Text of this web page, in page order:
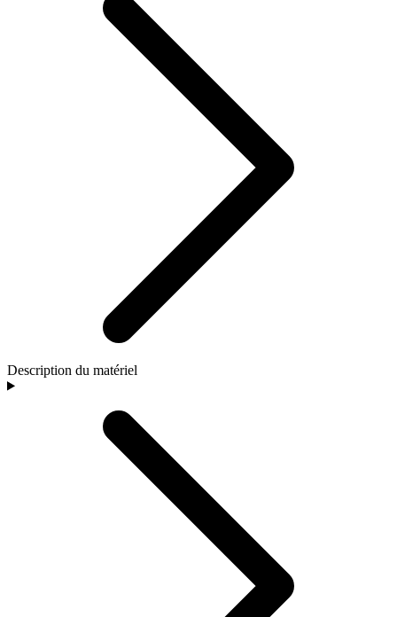
Description du matériel